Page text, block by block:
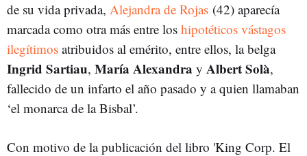
de su vida privada, Alejandra de Rojas (42) aparecía
marcada como otra más entre los hipotéticos vástagos
ilegítimos atribuidos al emérito, entre ellos, la belga
Ingrid Sartiau, María Alexandra y Albert Solà,
fallecido de un infarto el año pasado y a quien llamaban
‘el monarca de la Bisbal’.
Con motivo de la publicación del libro 'King Corp. El